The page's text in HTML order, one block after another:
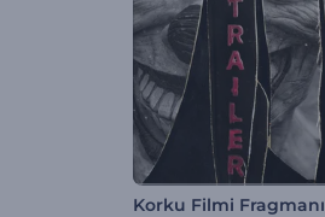
Korku Filmi Fragmanı